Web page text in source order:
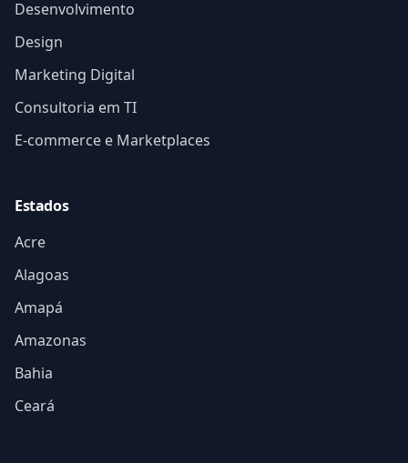
Desenvolvimento
Design
Marketing Digital
Consultoria em TI
E-commerce e Marketplaces
Estados
Acre
Alagoas
Amapá
Amazonas
Bahia
Ceará